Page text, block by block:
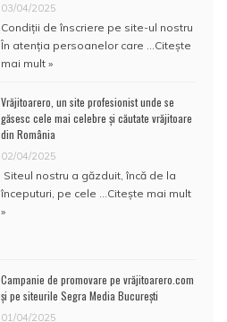
03/04/2025
Condiţii de înscriere pe site-ul nostru
În atenţia persoanelor care … Citește
mai mult »
Vrăjitoarero, un site profesionist unde se
găsesc cele mai celebre și căutate vrăjitoare
din România
02/04/2025
Siteul nostru a găzduit, încă de la
începuturi, pe cele … Citește mai mult
»
Campanie de promovare pe vrăjitoarero.com
și pe siteurile Segra Media București
01/04/2025